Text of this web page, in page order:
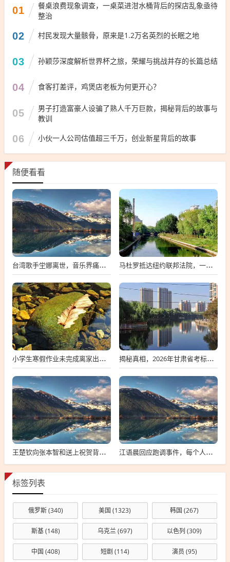
01
餐桌浪费现象调查，一桌菜进泔水桶背后的探店乱象亟待
整治
02 村民发现大量骸骨，原来是1.2万名英烈的长眠之地
03 孙颖莎深度解析世界杯之旅，荣耀与挑战并存的长篇总结
04 食客打差评，鸡煲店老板为何更开心？
05
男子打造富豪人设骗了熟人千万巨款，揭秘背后的故事与
教训
06 小伙一人公司估值超三千万，创业新星背后的故事
随便看看
台湾歌手坣娜离世，音乐界痛失璀璨之星 马杜罗抵达纽约联邦法院，一场备受瞩目的司法之旅
小学生寒假作业未完成离家出走，深度探究背后的原因与应对策略 揭秘真相，2026年甘肃省考标准答案不实传闻背后的真相探索
王楚钦向张本智和送上祝贺背后的故事 江语晨回应跑调事件，每个人都有失误，理解并接纳是关键
标签列表
俄罗斯(340) 美国 (1323) 韩国 (267)
斯基(148) 乌克兰(697) 以色列 (309)
中国 (408) 短剧 (114) 演员 (95)